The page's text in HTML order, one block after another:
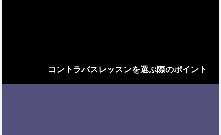
コントラバスレッスンを選ぶ際のポイント